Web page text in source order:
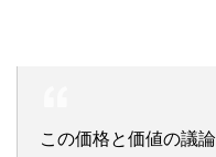
この価格と価値の議